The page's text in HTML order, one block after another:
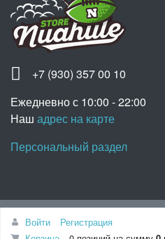
+7 (930) 357 00 10
Ежедневно с 10:00 - 22:00
Наш адрес на карте
Персональный раздел
©
Войти
Регистрация